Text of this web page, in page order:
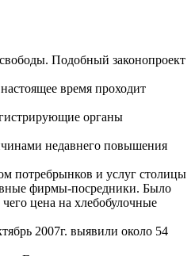
Подобный законопроект
время проходит
органы
недавнего повышения
потребрынков и услуг столицы
фирмы-посредники. Было
цена на хлебобулочные
2007г. выявили около 54